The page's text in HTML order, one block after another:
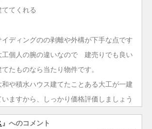
てくれる
ディングのの剥離や外構が下手な点です
工個人の腕の違いなので 建売りでも良い
たものなら当たり物件です。
や積水ハウス建てたことある大工が一建
ますから、しっかり価格評価しましょう
』へのコメント